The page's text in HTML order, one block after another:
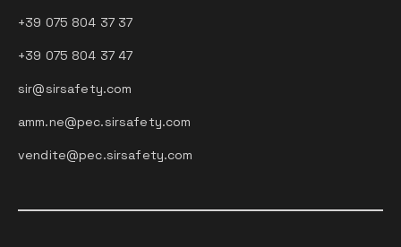
+39 075 804 37 37
+39 075 804 37 47
sir@sirsafety.com
amm.ne@pec.sirsafety.com
vendite@pec.sirsafety.com